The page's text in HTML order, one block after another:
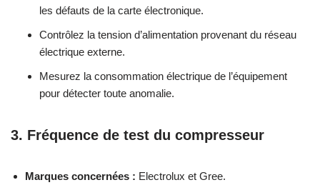
les défauts de la carte électronique.
Contrôlez la tension d’alimentation provenant du réseau
électrique externe.
Mesurez la consommation électrique de l’équipement
pour détecter toute anomalie.
3. Fréquence de test du compresseur
Marques concernées : Electrolux et Gree.